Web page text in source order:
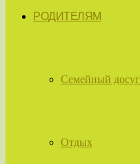
РОДИТЕЛЯМ
Семейный досуг
Отдых